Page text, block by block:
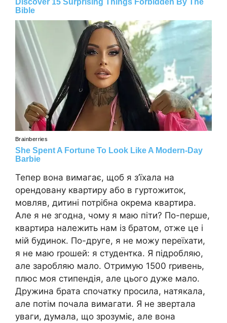
Тепер вона вимагає, щоб я з’їхала на
орендовану квартиру або в гуртожиток,
мовляв, дитині потрібна окрема квартира.
Але я не згодна, чому я маю піти? По-перше,
квартира належить нам із братом, отже це і
мій будинок. По-друге, я не можу переїхати,
я не маю rрошей: я студентка. Я підробляю,
але заробляю мало. Отримую 1500 rривень,
плюс моя стипендія, але цього дуже мало.
Дружина брата спочатку просила, натякала,
але потім почала вимагати. Я не звертала
уваги, думала, що зрозуміє, але вона